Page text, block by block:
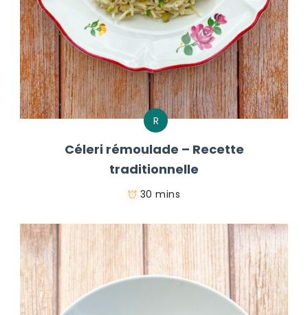
R
Céleri rémoulade – Recette
traditionnelle
30 mins